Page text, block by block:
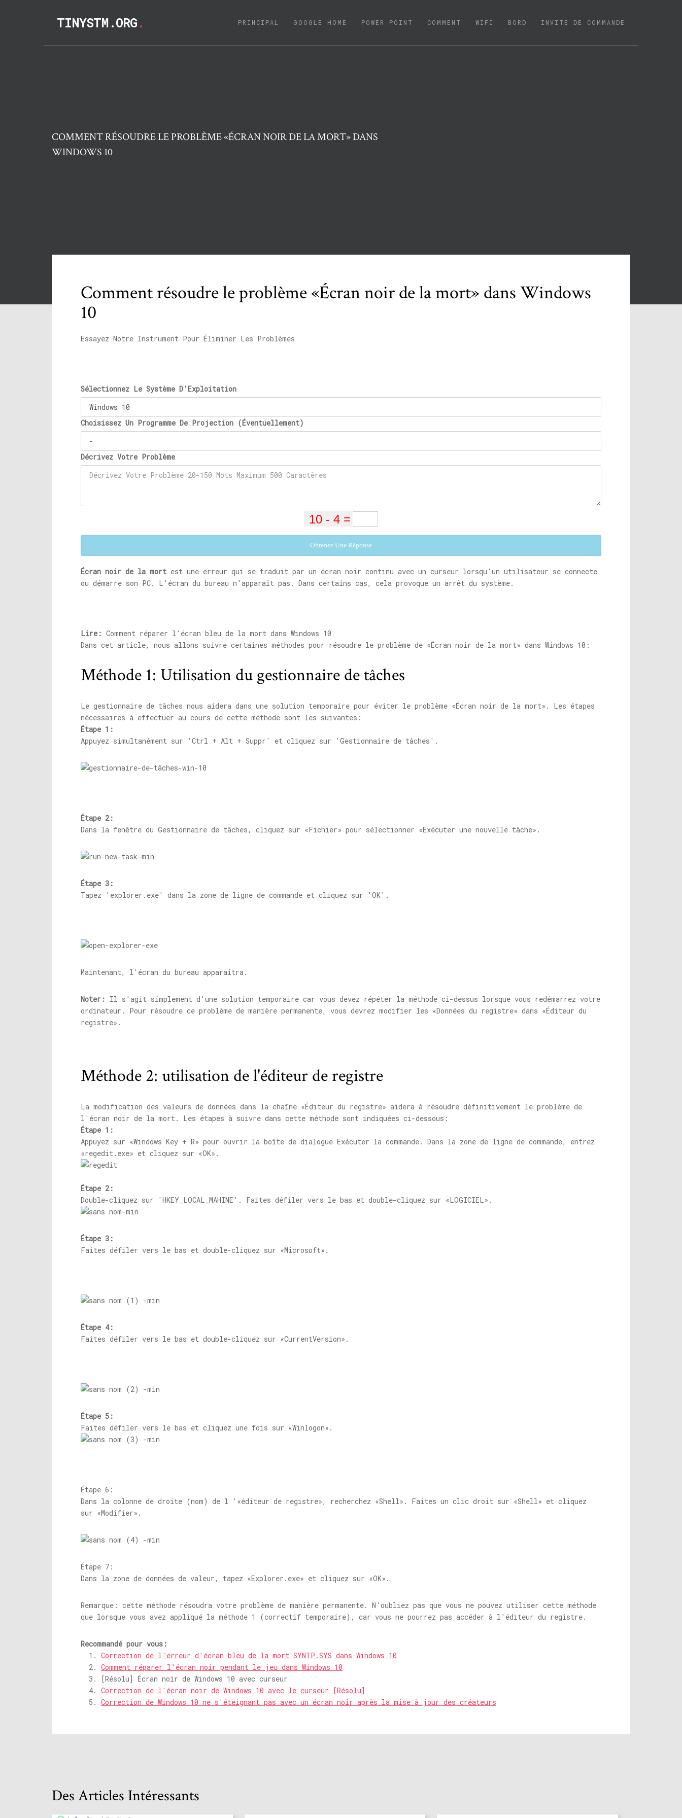
TINYSTM.ORG. PRINCIPAL (CURRENT)
GOOGLE HOME POWER POINT COMMENT WIFI BORD INVITE DE COMMANDE
COMMENT RÉSOUDRE LE PROBLÈME «ÉCRAN NOIR DE LA MORT» DANS
WINDOWS 10
Comment résoudre le problème «Écran noir de la mort» dans Windows
10
Essayez Notre Instrument Pour Éliminer Les Problèmes
Sélectionnez Le Système D'Exploitation
Choisissez Un Programme De Projection (Éventuellement)
Décrivez Votre Problème
Obtenez Une Réponse
Écran noir de la mort est une erreur qui se traduit par un écran noir continu avec un curseur lorsqu'un utilisateur se connecte
ou démarre son PC. L'écran du bureau n'apparaît pas. Dans certains cas, cela provoque un arrêt du système.
Lire: Comment réparer l'écran bleu de la mort dans Windows 10
Dans cet article, nous allons suivre certaines méthodes pour résoudre le problème de «Écran noir de la mort» dans Windows 10:
Méthode 1: Utilisation du gestionnaire de tâches
Le gestionnaire de tâches nous aidera dans une solution temporaire pour éviter le problème «Écran noir de la mort». Les étapes
nécessaires à effectuer au cours de cette méthode sont les suivantes:
Étape 1:
Appuyez simultanément sur 'Ctrl + Alt + Suppr' et cliquez sur 'Gestionnaire de tâches'.
Étape 2:
Dans la fenêtre du Gestionnaire de tâches, cliquez sur «Fichier» pour sélectionner «Exécuter une nouvelle tâche».
Étape 3:
Tapez ' explorer.exe' dans la zone de ligne de commande et cliquez sur 'OK'.
Maintenant, l'écran du bureau apparaîtra.
Noter: Il s'agit simplement d'une solution temporaire car vous devez répéter la méthode ci-dessus lorsque vous redémarrez votre
ordinateur. Pour résoudre ce problème de manière permanente, vous devrez modifier les «Données du registre» dans «Éditeur du
registre».
Méthode 2: utilisation de l'éditeur de registre
La modification des valeurs de données dans la chaîne «Éditeur du registre» aidera à résoudre définitivement le problème de
l'écran noir de la mort. Les étapes à suivre dans cette méthode sont indiquées ci-dessous:
Étape 1:
Appuyez sur «Windows Key + R» pour ouvrir la boîte de dialogue Exécuter la commande. Dans la zone de ligne de commande, entrez
«regedit.exe» et cliquez sur «OK».
Étape 2:
Double-cliquez sur 'HKEY_LOCAL_MAHINE'. Faites défiler vers le bas et double-cliquez sur «LOGICIEL».
Étape 3:
Faites défiler vers le bas et double-cliquez sur «Microsoft».
Étape 4:
Faites défiler vers le bas et double-cliquez sur «CurrentVersion».
Étape 5:
Faites défiler vers le bas et cliquez une fois sur «Winlogon».
Étape 6:
Dans la colonne de droite (nom) de l '«éditeur de registre», recherchez «Shell». Faites un clic droit sur «Shell» et cliquez
sur «Modifier».
Étape 7:
Dans la zone de données de valeur, tapez «Explorer.exe» et cliquez sur «OK».
Remarque: cette méthode résoudra votre problème de manière permanente. N'oubliez pas que vous ne pouvez utiliser cette méthode
que lorsque vous avez appliqué la méthode 1 (correctif temporaire), car vous ne pourrez pas accéder à l'éditeur du registre.
Recommandé pour vous:
Correction de l'erreur d'écran bleu de la mort SYNTP.SYS dans Windows 10
Comment réparer l'écran noir pendant le jeu dans Windows 10
[Résolu] Écran noir de Windows 10 avec curseur
Correction de l'écran noir de Windows 10 avec le curseur [Résolu]
Correction de Windows 10 ne s'éteignant pas avec un écran noir après la mise à jour des créateurs
Des Articles Intéressants